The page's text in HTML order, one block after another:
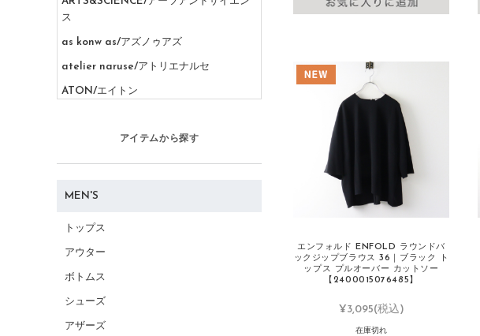
エンフォルド ENFOLD ラウンドバ
ックジップブラウス 36｜ブラック ト
ップス プルオーバー カットソー
【2400015076485】
¥3,095(税込)
在庫切れ
ス
as konw as/アズノゥアズ
atelier naruse/アトリエナルセ
ATON/エイトン
BASCO/バスコ
BALENCIAGA/バレンシアガ
ル
BIRKENSTOCK/ビルケンシュトック
BLAMINK/ブラミンク
BLUE LABEL CRESTBRIDGE/ブルーレ
アイテムから探す
MEN'S
トップス
アウター
ボトムス
シューズ
アザーズ